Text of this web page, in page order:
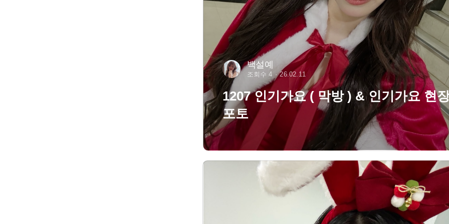
백설예
조회수 4 26.02.11
1207 인기가요 ( 막방 ) & 인기가요 현
포토